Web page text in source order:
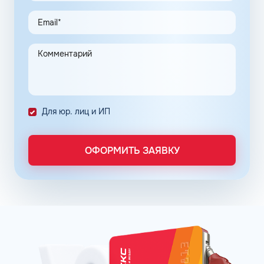
предусмотрена возможность покупки горючего и оплаты
дополнительных услуг по сниженным ценам. Этот
инструмент создан для упрощения ведения бизнеса
ООО и индивидуальных предпринимателей.
Постоянные клиенты сети АЗС Шелл в Камышине могут
Заправочные карты для ИП и юридических лиц
оформляются по упрощенному порядку. Отчётность
формируется в личном кабинете, администратор может
Принимая решение о подключении к программе
постоянных клиентов сети АЗС Шелл в Камышине
Волгоградской области, владелец предприятия может
Для юр. лиц и ИП
ОФОРМИТЬ ЗАЯВКУ